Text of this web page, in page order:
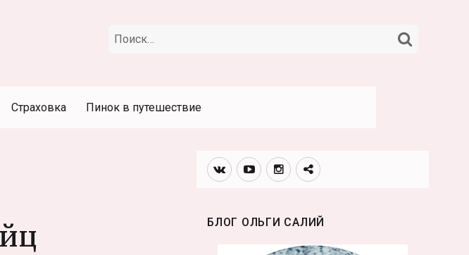
Искать:
Страховка Пинок в путешествие
Вконтакте
YoutubeИнстаграмм
Телеграм
БЛОГ ОЛЬГИ САЛИЙ